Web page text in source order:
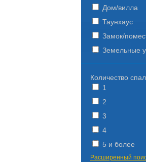
Дом/вилла
Таунхаус
Замок/
Земельные
Количество
1
2
3
4
5 и более
Расширенный